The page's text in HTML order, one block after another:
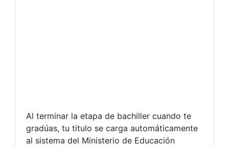
Al terminar la etapa de bachiller cuando te
gradúas, tu titulo se carga automáticamente
al sistema del Ministerio de Educación